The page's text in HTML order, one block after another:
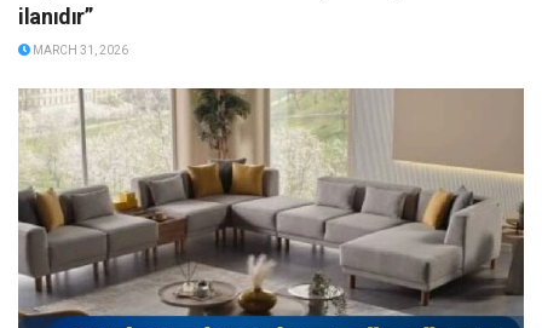
ilanıdır”
MARCH 31, 2026